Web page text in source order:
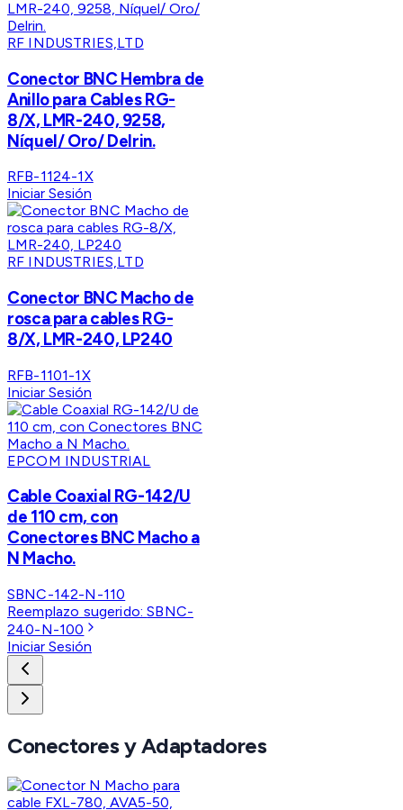
RF INDUSTRIES,LTD
Conector BNC Hembra de
Anillo para Cables RG-
8/X, LMR-240, 9258,
Níquel/ Oro/ Delrin.
RFB-1124-1X
Iniciar Sesión
RF INDUSTRIES,LTD
Conector BNC Macho de
rosca para cables RG-
8/X, LMR-240, LP240
RFB-1101-1X
Iniciar Sesión
EPCOM INDUSTRIAL
Cable Coaxial RG-142/U
de 110 cm, con
Conectores BNC Macho a
N Macho.
SBNC-142-N-110
Reemplazo sugerido:SBNC-
240-N-100
Iniciar Sesión
Conectores y Adaptadores